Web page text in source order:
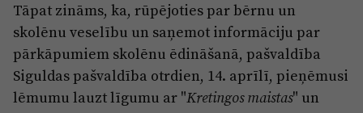
Tāpat zināms, ka, rūpējoties par bērnu un
skolēnu veselību un saņemot informāciju par
pārkāpumiem skolēnu ēdināšanā, pašvaldība
Siguldas pašvaldība otrdien, 14. aprīlī, pieņēmusi
lēmumu lauzt līgumu ar "Kretingos maistas" un